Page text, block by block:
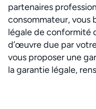
partenaires
consommateur, vous
légale de conformité
d’œuvre due par
vous proposer une
la garantie légale,